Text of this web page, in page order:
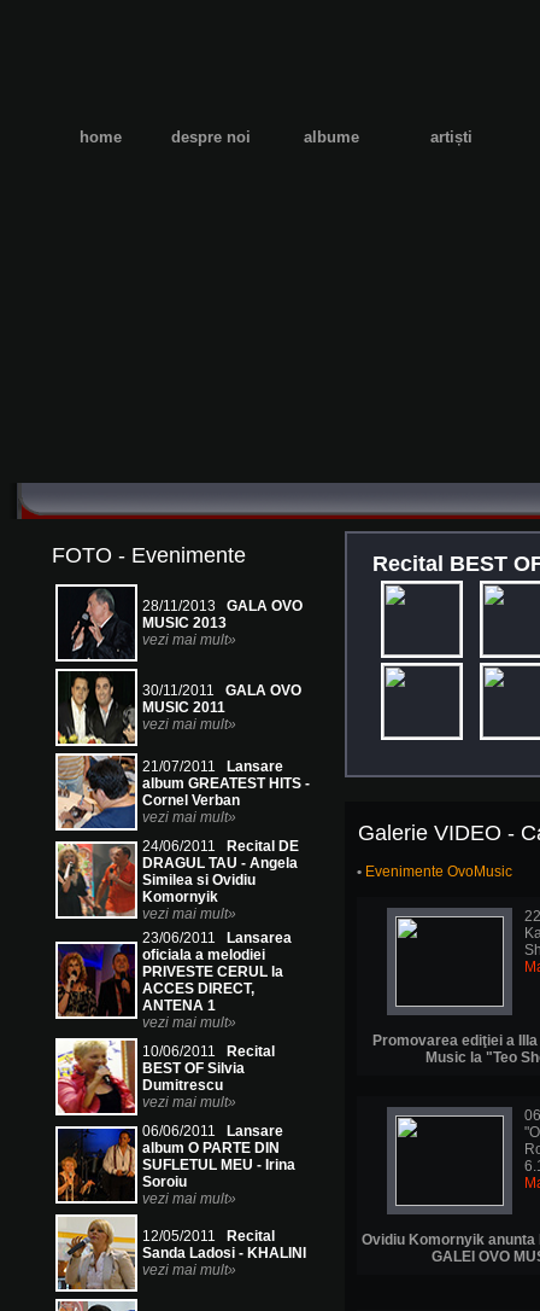
home despre noi albume artiști
FOTO - Evenimente
28/11/2013
GALA OVO
MUSIC 2013
vezi mai mult»
30/11/2011
GALA OVO
MUSIC 2011
vezi mai mult»
21/07/2011
Lansare
album GREATEST HITS -
Cornel Verban
vezi mai mult»
24/06/2011
Recital DE
DRAGUL TAU - Angela
Similea si Ovidiu
Komornyik
vezi mai mult»
23/06/2011
Lansarea
oficiala a melodiei
PRIVESTE CERUL la
ACCES DIRECT,
ANTENA 1
vezi mai mult»
10/06/2011
Recital
BEST OF Silvia
Dumitrescu
vezi mai mult»
06/06/2011
Lansare
album O PARTE DIN
SUFLETUL MEU - Irina
Soroiu
vezi mai mult»
12/05/2011
Recital
Sanda Ladosi - KHALINI
vezi mai mult»
Recital BEST
Galerie VIDEO -
• Evenimente OvoMusic
Promovarea ediţiei a
Music la "Teo
Ovidiu Komornyik anunta
GALEI OVO